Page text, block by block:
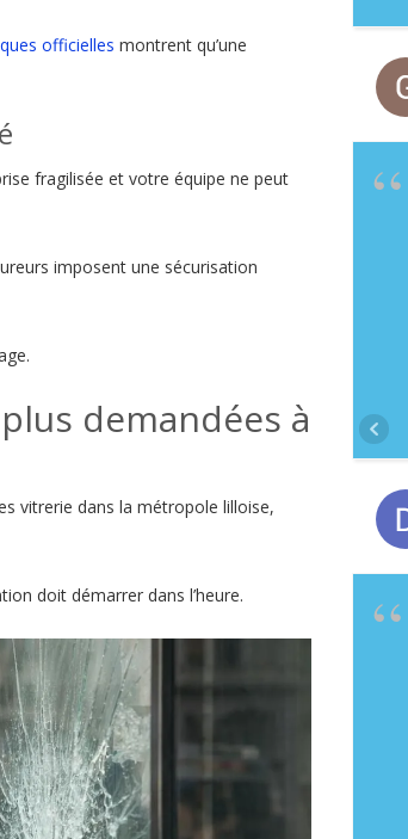
officielles montrent qu’une
fragilisée et votre équipe ne peut
imposent une sécurisation
demandées à
vitrerie dans la métropole lilloise,
doit démarrer dans l’heure.